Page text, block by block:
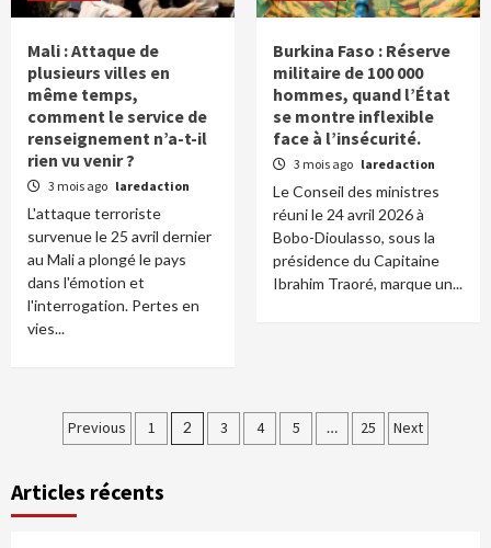
Mali : Attaque de
plusieurs villes en
même temps,
comment le service de
renseignement n’a-t-il
rien vu venir ?
3 mois ago laredaction
L'attaque terroriste
survenue le 25 avril dernier
au Mali a plongé le pays
dans l'émotion et
l'interrogation. Pertes en
vies...
Burkina Faso : Réserve
militaire de 100 000
hommes, quand l’État
se montre inflexible
face à l’insécurité.
3 mois ago laredaction
Le Conseil des ministres
réuni le 24 avril 2026 à
Bobo-Dioulasso, sous la
présidence du Capitaine
Ibrahim Traoré, marque un...
Pagination
des
publications
Previous 1 2 3 4 5 … 25 Next
Articles récents